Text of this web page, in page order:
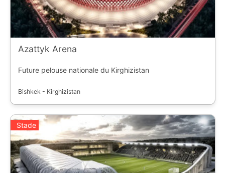
Azattyk Arena
Future pelouse nationale du Kirghizistan
Bishkek - Kirghizistan
Stade